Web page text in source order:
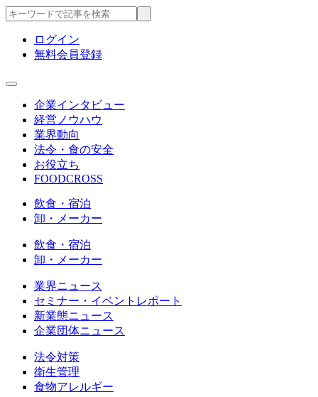
ログイン
無料会員登録
企業インタビュー
経営ノウハウ
業界動向
法令・食の安全
お役立ち
FOODCROSS
飲食・宿泊
卸・メーカー
飲食・宿泊
卸・メーカー
業界ニュース
セミナー・イベントレポート
新業態ニュース
企業団体ニュース
法令対策
衛生管理
食物アレルギー